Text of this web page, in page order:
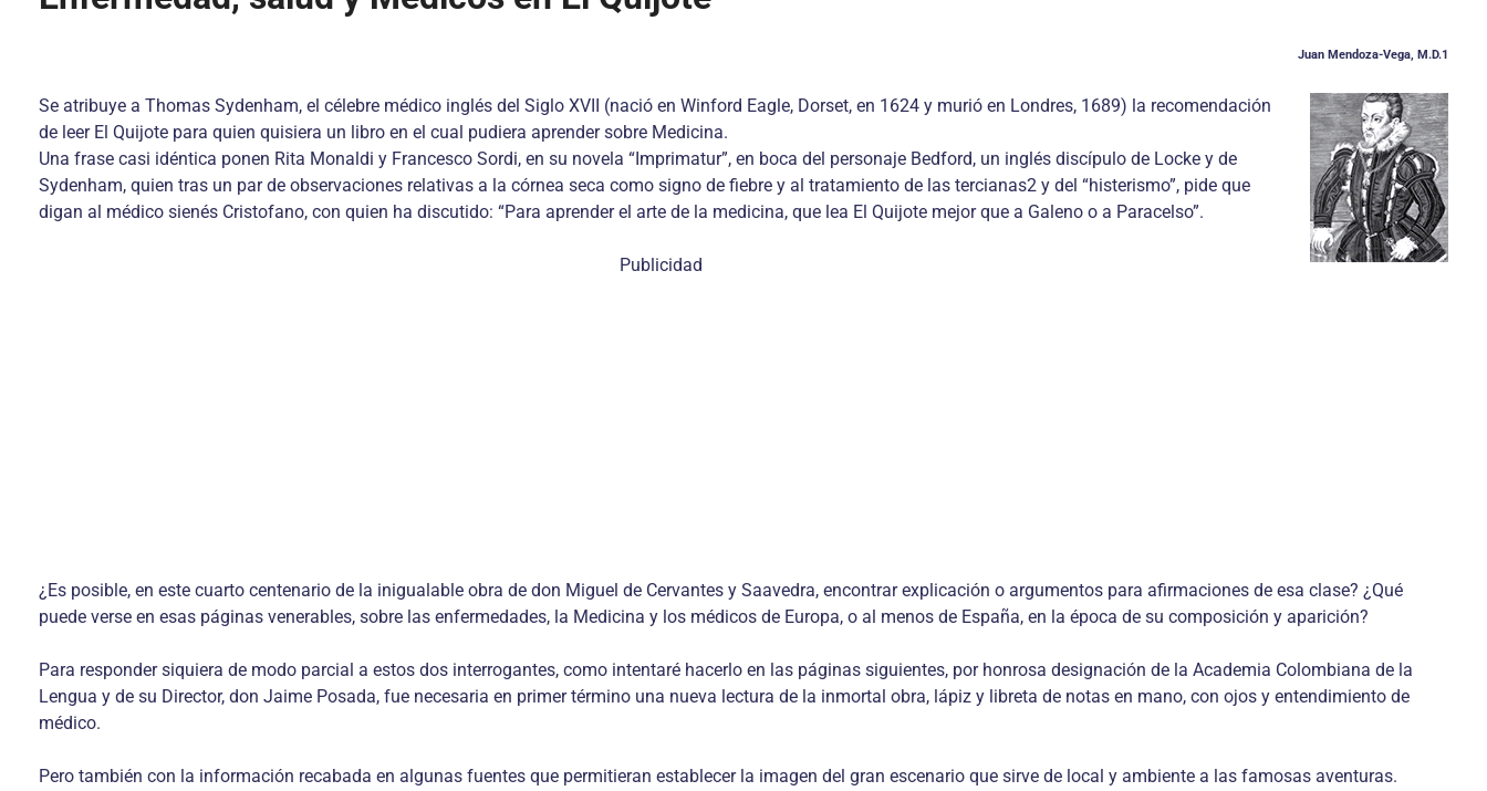
Juan Mendoza-Vega, M.D.1
Se atribuye a Thomas Sydenham, el célebre médico inglés del Siglo XVII (nació en Winford Eagle, Dorset, en 1624 y murió en Londres, 1689) la recomendación
de leer El Quijote para quien quisiera un libro en el cual pudiera aprender sobre Medicina.
Una frase casi idéntica ponen Rita Monaldi y Francesco Sordi, en su novela “Imprimatur”, en boca del personaje Bedford, un inglés discípulo de Locke y de
Sydenham, quien tras un par de observaciones relativas a la córnea seca como signo de fiebre y al tratamiento de las tercianas2 y del “histerismo”, pide que
digan al médico sienés Cristofano, con quien ha discutido: “Para aprender el arte de la medicina, que lea El Quijote mejor que a Galeno o a Paracelso”.
Publicidad
¿Es posible, en este cuarto centenario de la inigualable obra de don Miguel de Cervantes y Saavedra, encontrar explicación o argumentos para afirmaciones de esa clase? ¿Qué
puede verse en esas páginas venerables, sobre las enfermedades, la Medicina y los médicos de Europa, o al menos de España, en la época de su composición y aparición?
Para responder siquiera de modo parcial a estos dos interrogantes, como intentaré hacerlo en las páginas siguientes, por honrosa designación de la Academia Colombiana de la
Lengua y de su Director, don Jaime Posada, fue necesaria en primer término una nueva lectura de la inmortal obra, lápiz y libreta de notas en mano, con ojos y entendimiento de
médico.
Pero también con la información recabada en algunas fuentes que permitieran establecer la imagen del gran escenario que sirve de local y ambiente a las famosas aventuras.